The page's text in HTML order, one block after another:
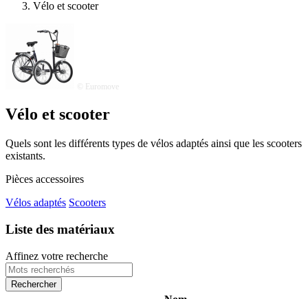
Vélo et scooter
© Euromove
Vélo et scooter
Quels sont les différents types de vélos adaptés ainsi que les scooters
existants.
Pièces accessoires
Vélos adaptés Scooters
Liste des matériaux
Affinez votre recherche